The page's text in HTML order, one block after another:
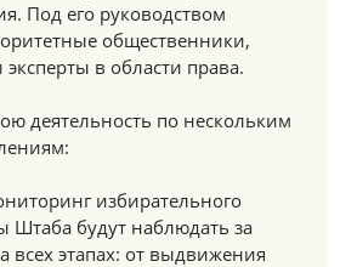
Под его руководством
общественники,
в области права.
деятельность по нескольким
избирательного
Штаба будут наблюдать за
всех этапах: от выдвижения